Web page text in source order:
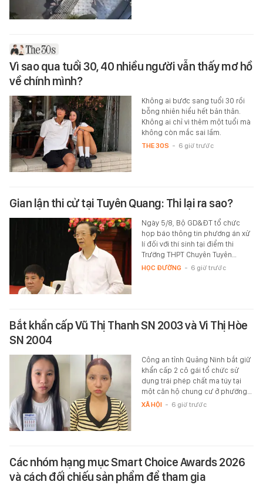
Vì sao qua tuổi 30, 40 nhiều người vẫn thấy mơ hồ
về chính mình?
Không ai bước sang tuổi 30 rồi
bỗng nhiên hiểu hết bản thân.
Không ai chỉ vì thêm một tuổi mà
không còn mắc sai lầm.
THE 30S - 6 giờ trước
Gian lận thi cử tại Tuyên Quang: Thi lại ra sao?
Ngày 5/8, Bộ GD&ĐT tổ chức
họp báo thông tin phương án xử
lí đối với thí sinh tại điểm thi
Trường THPT Chuyên Tuyên…
HỌC ĐƯỜNG - 6 giờ trước
Bắt khẩn cấp Vũ Thị Thanh SN 2003 và Vi Thị Hòe
SN 2004
Công an tỉnh Quảng Ninh bắt giữ
khẩn cấp 2 cô gái tổ chức sử
dụng trái phép chất ma túy tại
một căn hộ chung cư ở phường…
XÃ HỘI - 6 giờ trước
Các nhóm hạng mục Smart Choice Awards 2026
và cách đối chiếu sản phẩm để tham gia